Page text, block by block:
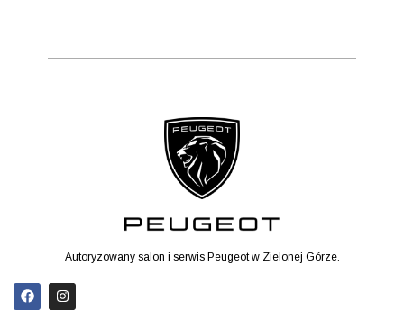
Autoryzowany salon i serwis Peugeot w Zielonej Górze.